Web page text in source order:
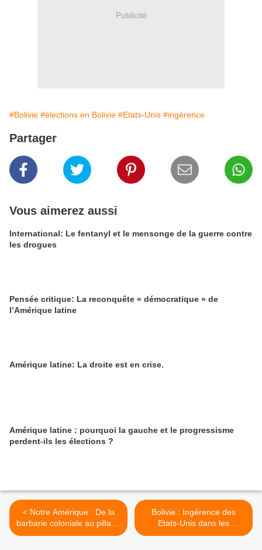
Publicité
#Bolivie #élections en Bolivie #Etats-Unis #ingérence
Partager
Vous aimerez aussi
International: Le fentanyl et le mensonge de la guerre contre
les drogues
Pensée critique: La reconquête « démocratique » de
l’Amérique latine
Amérique latine: La droite est en crise.
Amérique latine : pourquoi la gauche et le progressisme
perdent-ils les élections ?
< Notre Amérique : De la
barbarie coloniale au pillage
capitaliste actuel, Abya Yala
Bolivie : Ingérence des
Etats-Unis dans les
élections >